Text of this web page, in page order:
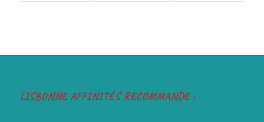
LISBONNE AFFINITÉS RECOMMANDE :